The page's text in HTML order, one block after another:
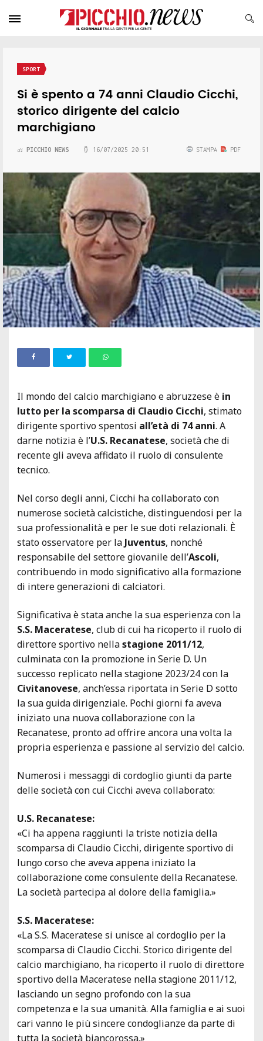
SPORT
Si è spento a 74 anni Claudio Cicchi,
storico dirigente del calcio
marchigiano
di PICCHIO NEWS 16/07/2025 20:51 STAMPA PDF
Il mondo del calcio marchigiano e abruzzese è in
lutto per la scomparsa di Claudio Cicchi, stimato
dirigente sportivo spentosi all’età di 74 anni. A
darne notizia è l’U.S. Recanatese, società che di
recente gli aveva affidato il ruolo di consulente
tecnico.
Nel corso degli anni, Cicchi ha collaborato con
numerose società calcistiche, distinguendosi per la
sua professionalità e per le sue doti relazionali. È
stato osservatore per la Juventus, nonché
responsabile del settore giovanile dell’Ascoli,
contribuendo in modo significativo alla formazione
di intere generazioni di calciatori.
Significativa è stata anche la sua esperienza con la
S.S. Maceratese, club di cui ha ricoperto il ruolo di
direttore sportivo nellastagione 2011/12,
culminata con la promozione in Serie D. Un
successo replicato nella stagione 2023/24 con la
Civitanovese, anch’essa riportata in Serie D sotto
la sua guida dirigenziale. Pochi giorni fa aveva
iniziato una nuova collaborazione con la
Recanatese, pronto ad offrire ancora una volta la
propria esperienza e passione al servizio del calcio.
Numerosi i messaggi di cordoglio giunti da parte
delle società con cui Cicchi aveva collaborato:
U.S. Recanatese:
«Ci ha appena raggiunti la triste notizia della
scomparsa di Claudio Cicchi, dirigente sportivo di
lungo corso che aveva appena iniziato la
collaborazione come consulente della Recanatese.
La società partecipa al dolore della famiglia.»
S.S. Maceratese:
«La S.S. Maceratese si unisce al cordoglio per la
scomparsa di Claudio Cicchi. Storico dirigente del
calcio marchigiano, ha ricoperto il ruolo di direttore
sportivo della Maceratese nella stagione 2011/12,
lasciando un segno profondo con la sua
competenza e la sua umanità. Alla famiglia e ai suoi
cari vanno le più sincere condoglianze da parte di
tutta la società biancorossa.»